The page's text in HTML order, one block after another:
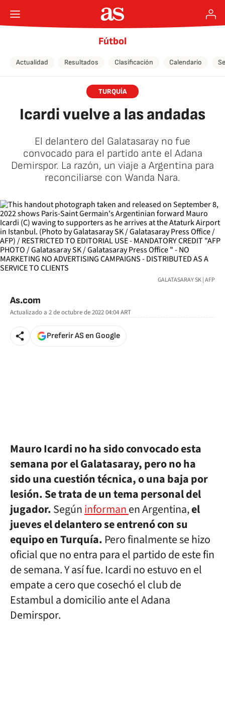
Fútbol
Actualidad Resultados Clasificación Calendario
TURQUÍA
Icardi vuelve a las andadas
El delantero del Galatasaray no fue
convocado para el partido ante el Adana
Demirspor. La razón, un viaje a Argentina para
reconciliarse con Wanda Nara.
GALATASARAY SK | AFP
As.com
Actualizado a 2 de octubre de 2022 04:04ART
Preferir AS en Google
Mauro Icardi no ha sido convocado esta
semana por el Galatasaray, pero no ha
sido una cuestión técnica, o una baja por
lesión. Se trata de un tema personal del
jugador.Segúninformanen Argentina,el
jueves el delantero se entrenó con su
equipo en Turquía. Pero finalmente se hizo
oficial que no entra para el partido de este fin
de semana. Y así fue. Icardi no estuvo en el
empate a cero que cosechó el club de
Estambul a domicilio ante el Adana
Demirspor.